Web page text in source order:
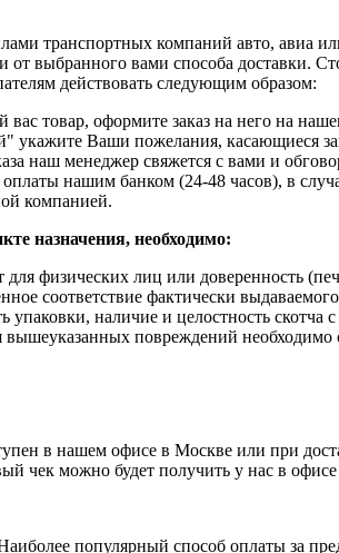
транспортных компаний авто,
от выбранного вами способа доставки.
действовать следующим образом:
товар, оформите заказ на него на
укажите Ваши пожелания, касающиеся
наш менеджер свяжется с вами и
нашим банком (24-48 часов), в
компанией.
назначения, необходимо:
для физических лиц или доверенность
соответствие фактически
упаковки, наличие и целостность
повреждений необходимо
в нашем офисе в Москве или при
чек можно будет получить у нас в
популярный способ оплаты за